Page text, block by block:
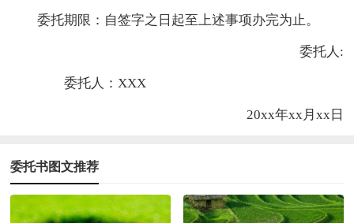
委托期限：自签字之日起至上述事项办完为止。
委托人:
委托人：XXX
20xx年xx月xx日
委托书图文推荐